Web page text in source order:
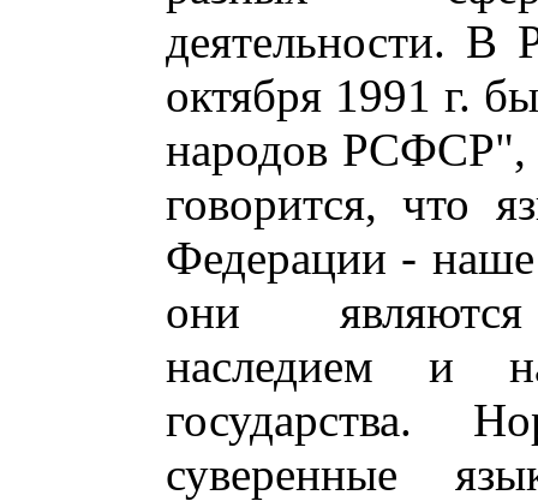
деятельности. В
октября 1991 г.
народов РСФСР",
говорится, что
Федерации - наше
они являются
наследием и
государства.
суверенные